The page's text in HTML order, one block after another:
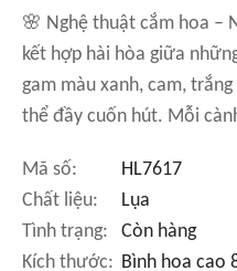
🌸 Nghệ thuật cắm hoa –
kết hợp hài hòa giữa
gam màu xanh, cam,
thể đầy cuốn hút. Mỗi
Mã số:
HL7617
Chất liệu:
Lụa
Tình trạng:
Còn hàng
Kích thước: Bình hoa cao